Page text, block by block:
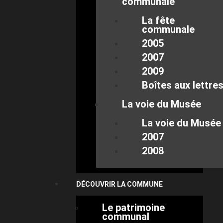
La fête
communale
2005
2007
2009
Boîtes aux lettres
La voie du Musée
La voie du Musée
2007
2008
DÉCOUVRIR LA COMMUNE
Le patrimoine
communal